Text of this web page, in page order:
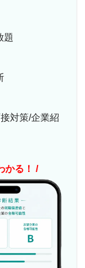
題
対策/企業紹
かる！ /